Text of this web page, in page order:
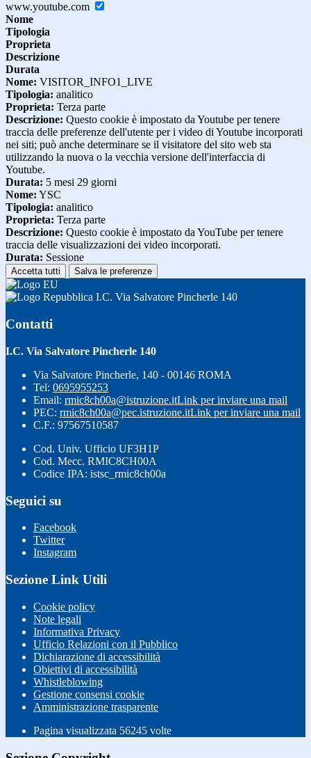
www.youtube.com
Nome
Tipologia
Proprieta
Descrizione
Durata
Nome: VISITOR_INFO1_LIVE
Tipologia: analitico
Proprieta: Terza parte
Descrizione: Questo cookie è impostato da Youtube per tenere
traccia delle preferenze dell'utente per i video di Youtube incorporati
nei siti; può anche determinare se il visitatore del sito web sta
utilizzando la nuova o la vecchia versione dell'interfaccia di
Youtube.
Durata: 5 mesi 29 giorni
Nome: YSC
Tipologia: analitico
Proprieta: Terza parte
Descrizione: Questo cookie è impostato da YouTube per tenere
traccia delle visualizzazioni dei video incorporati.
Durata: Sessione
Accetta tutti Salva le preferenze
I.C. Via Salvatore Pincherle 140
Contatti
I.C. Via Salvatore Pincherle 140
Via Salvatore Pincherle, 140 - 00146 ROMA
Tel: 0695955253
Email: rmic8ch00a@istruzione.itLink per inviare una mail
PEC: rmic8ch00a@pec.istruzione.itLink per inviare una mail
C.F.: 97567510587
Cod. Univ. Ufficio UF3H1P
Cod. Mecc. RMIC8CH00A
Codice IPA: istsc_rmic8ch00a
Seguici su
Facebook
Twitter
Instagram
Sezione Link Utili
Cookie policy
Note legali
Informativa Privacy
Ufficio Relazioni con il Pubblico
Dichiarazione di accessibilità
Obiettivi di accessibilità
Whistleblowing
Gestione consensi cookie
Amministrazione trasparente
Pagina visualizzata 56245 volte